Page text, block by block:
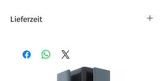
Lieferzeit
etwa 8-15 Werktage. Der genaue
Auftragsbestätigung angegeben.